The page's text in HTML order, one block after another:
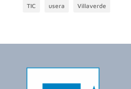
TIC usera Villaverde